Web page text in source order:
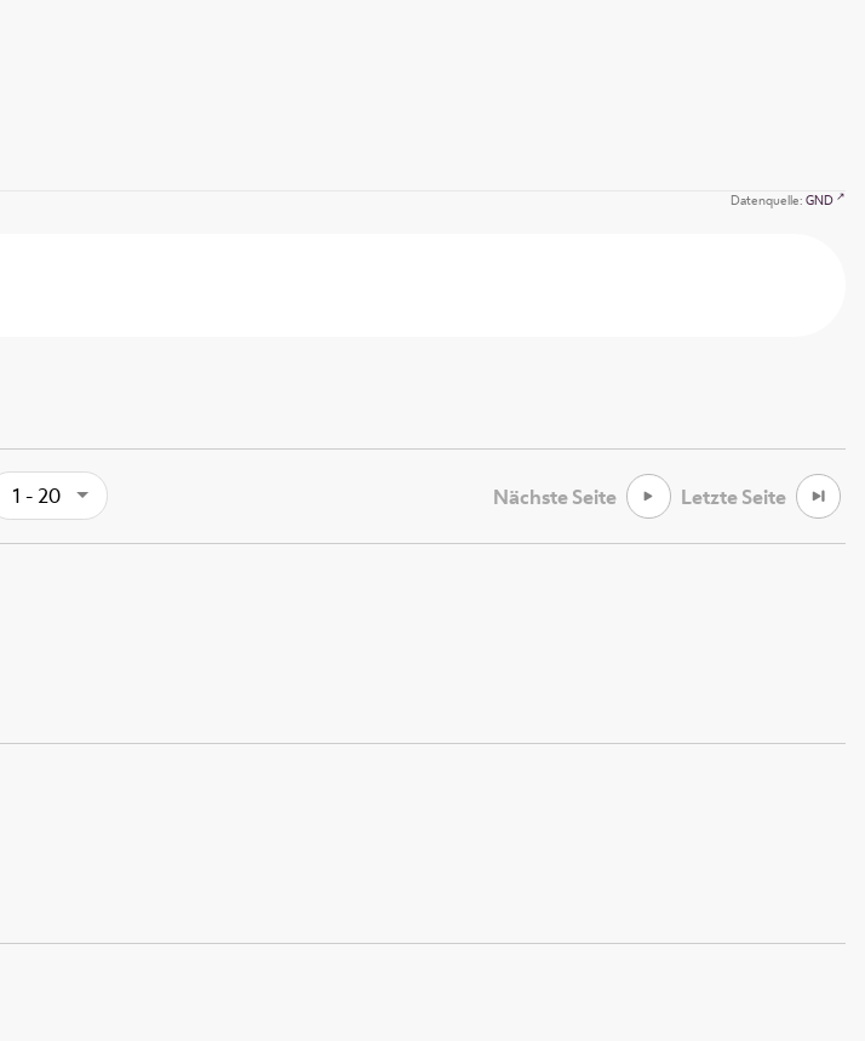
Datenquelle: GND
1 - 20 Nächste Seite Letzte Seite